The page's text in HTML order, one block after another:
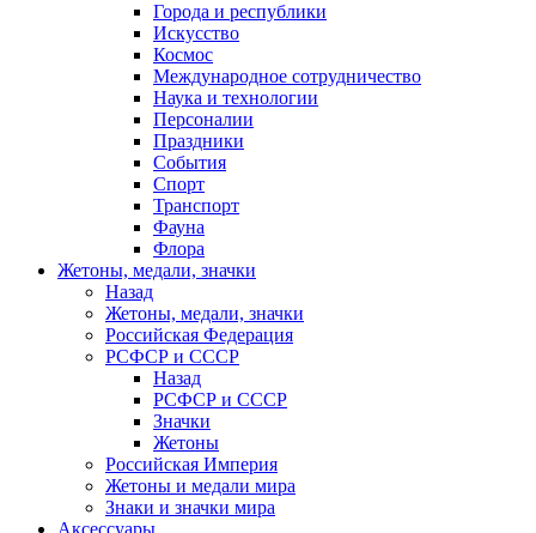
Города и республики
Искусство
Космос
Международное сотрудничество
Наука и технологии
Персоналии
Праздники
События
Спорт
Транспорт
Фауна
Флора
Жетоны, медали, значки
Назад
Жетоны, медали, значки
Российская Федерация
РСФСР и СССР
Назад
РСФСР и СССР
Значки
Жетоны
Российская Империя
Жетоны и медали мира
Знаки и значки мира
Аксессуары